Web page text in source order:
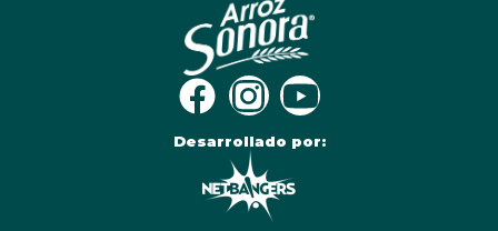
Desarrollado por: